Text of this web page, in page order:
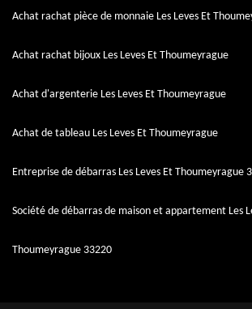
Achat rachat pièce de monnaie Les Leves Et
Achat rachat bijoux Les Leves Et Thoumeyrague
Achat d'argenterie Les Leves Et Thoumeyrague
Achat de tableau Les Leves Et Thoumeyrague
Entreprise de débarras Les Leves Et Thoumeyrague
Société de débarras de maison et appartement Les
Thoumeyrague 33220